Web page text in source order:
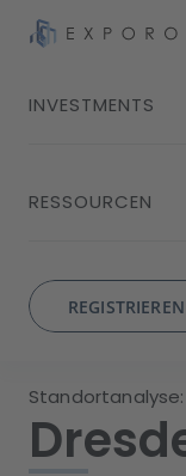
INVESTMENTS
RESSOURCEN
REGISTRIEREN
Standortanalyse: